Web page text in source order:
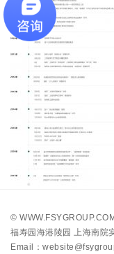
© WWW.FSYGROUP.COM
福寿园海港陵园 上海南院
Email：